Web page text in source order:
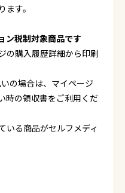
す。
ン税制対象商品です
の購入履歴詳細から印刷
の場合は、マイページ
時の領収書をご利用くだ
る商品がセルフメディ